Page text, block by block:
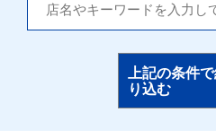
上記の条件
り込む